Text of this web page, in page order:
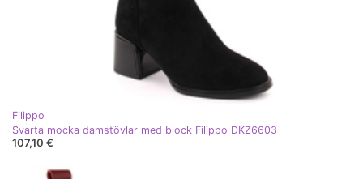
Filippo
Svarta mocka damstövlar med block Filippo DKZ6603
107,10 €